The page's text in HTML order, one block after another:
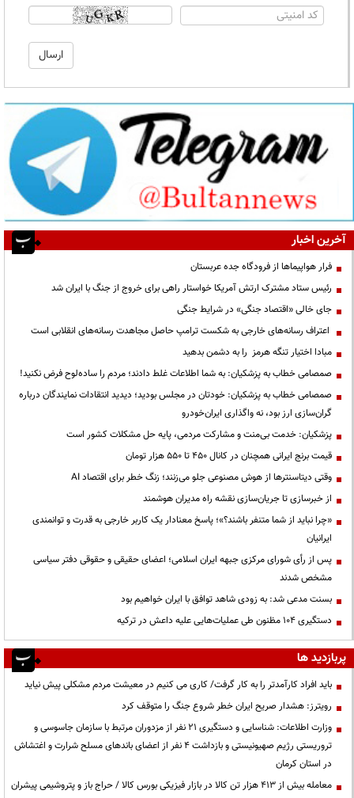
آخرین اخبار
فرار هواپیماها از فرودگاه جده عربستان
رئیس ستاد مشترک ارتش آمریکا خواستار راهی برای خروج از جنگ با ایران شد
جای خالی «اقتصاد جنگی» در شرایط جنگی
اعتراف رسانه‌های خارجی به شکست ترامپ حاصل مجاهدت رسانه‌های انقلابی است
مبادا اختیار تنگه هرمز را به دشمن بدهید
صمصامی خطاب به پزشکیان: به شما اطلاعات غلط دادند؛ مردم را ساده‌لوح فرض نکنید!
صمصامی خطاب به پزشکیان: خودتان در مجلس بودید؛ دیدید انتقادات نمایندگان درباره
گران‌سازی ارز بود، نه واگذاری ایران‌خودرو
پزشکیان: خدمت بی‌منت و مشارکت مردمی، پایه حل مشکلات کشور است
قیمت‌ برنج ایرانی همچنان در کانال ۴۵۰ تا ۵۵۰ هزار تومان
وقتی دیتاسنترها از هوش مصنوعی جلو می‌زنند؛ زنگ خطر برای اقتصاد AI
از خبرسازی تا جریان‌سازی نقشه راه مدیران هوشمند
«چرا نباید از شما متنفر باشند؟»؛ پاسخ معنادار یک کاربر خارجی به قدرت و توانمندی
ایرانیان
پس از رأی شورای مرکزی جبهه ایران اسلامی؛ اعضای حقیقی و حقوقی دفتر سیاسی
مشخص شدند
بسنت مدعی شد: به زودی شاهد توافق با ایران خواهیم بود
دستگیری ۱۰۴ مظنون طی عملیات‌هایی علیه داعش در ترکیه
پربازدید ها
باید افراد کارآمدتر را به کار گرفت/ کاری می کنیم در معیشت مردم مشکلی پیش نیاید
رویترز: هشدار صریح ایران خطر شروع جنگ را متوقف کرد
وزارت اطلاعات: شناسایی و دستگیری ۲۱ نفر از مزدوران مرتبط با سازمان جاسوسی و
تروریستی رژیم صهیونیستی و بازداشت ۴ نفر از اعضای باندهای مسلح شرارت و اغتشاش
در استان کرمان
معامله بیش از ۴۱۳ هزار تن کالا در بازار فیزیکی بورس کالا / حراج باز و پتروشیمی پیشران